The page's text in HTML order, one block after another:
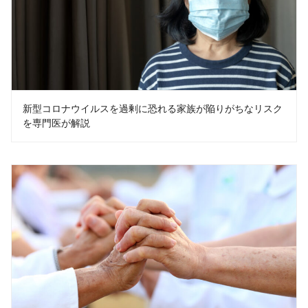
新型コロナウイルスを過剰に恐れる家族が陥りがちなリスク
を専門医が解説